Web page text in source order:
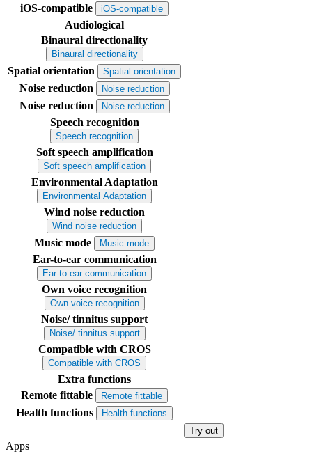
iOS-compatible iOS-compatible
Audiological
Binaural directionality
Binaural directionality
Spatial orientation Spatial orientation
Noise reduction Noise reduction
Noise reduction Noise reduction
Speech recognition
Speech recognition
Soft speech amplification
Soft speech amplification
Environmental Adaptation
Environmental Adaptation
Wind noise reduction
Wind noise reduction
Music mode Music mode
Ear-to-ear communication
Ear-to-ear communication
Own voice recognition
Own voice recognition
Noise/ tinnitus support
Noise/ tinnitus support
Compatible with CROS
Compatible with CROS
Extra functions
Remote fittable
Remote fittable
Health functions
Health functions
Try out
Apps